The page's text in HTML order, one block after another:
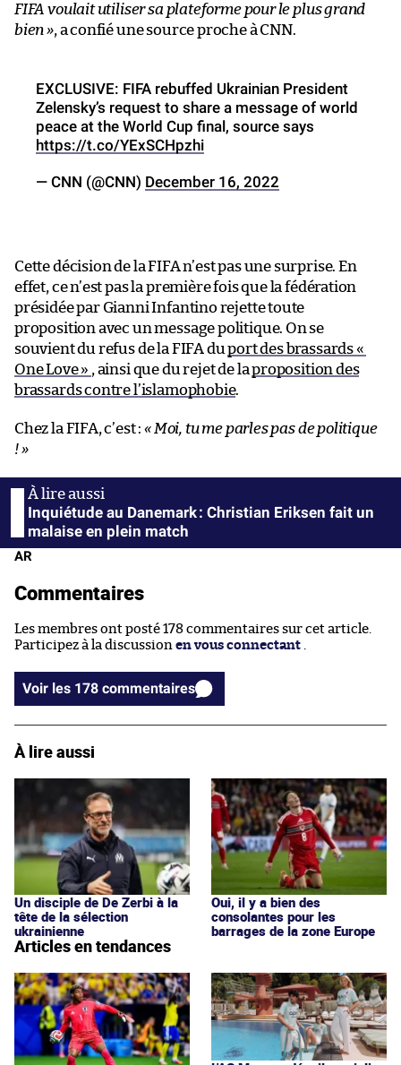
FIFA voulait utiliser sa plateforme pour le plus grand
bien », a confié une source proche à CNN.
EXCLUSIVE: FIFA rebuffed Ukrainian President
Zelensky’s request to share a message of world
peace at the World Cup final, source says
https://t.co/YExSCHpzhi
— CNN (@CNN) December 16, 2022
Cette décision de la FIFA n’est pas une surprise. En
effet, ce n’est pas la première fois que la fédération
présidée par Gianni Infantino rejette toute
proposition avec un message politique. On se
souvient du refus de la FIFA duport des brassards «
One Love » , ainsi que du rejet de laproposition des
brassards contre l’islamophobie.
Chez la FIFA, c’est :« Moi, tu me parles pas de politique
! »
Inquiétude au Danemark : Christian Eriksen fait un
malaise en plein match
AR
Commentaires
Les membres ont posté 178 commentaires sur cet article.
Participez à la discussion en vous connectant
Voir les 178 commentaires
À lire aussi
Un disciple de De Zerbi à la
tête de la sélection
ukrainienne
Oui, il y a bien des
consolantes pour les
barrages de la zone Europe
Articles en tendances